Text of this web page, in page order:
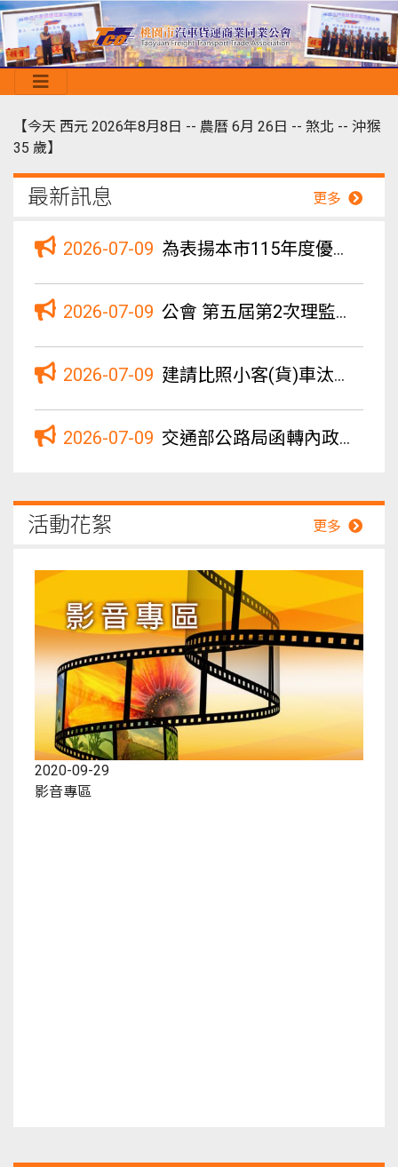
【今天 西元 2026年8月8日 -- 農曆 6月 26日 -- 煞北 -- 沖猴
35 歲】
最新訊息 更多
2026-07-09 為表揚本市115年度優良職業汽車駕駛人，請於115年8月7日（星期五）前涵送所屬優良駕駛人推薦名單。
2026-07-09 公會 第五屆第2次理監事聯席會議紀錄
2026-07-09 建請比照小客(貨)車汰舊換新貨物稅減徵優惠措施，將大型柴油車汰舊換新減徵貨物稅優惠期限延長至119年（2030年）12月31日止，並將第四期柴油車納入補助及減徵貨物稅適用對象，以加速高污染車輛退場，協助貨運產業淨零轉型
2026-07-09 交通部公路局函轉內政部警政署國道公路警察為近期發生多起營業載重車毒駕事故，請業者加強駕駛管理及稽核案
活動花絮 更多
29